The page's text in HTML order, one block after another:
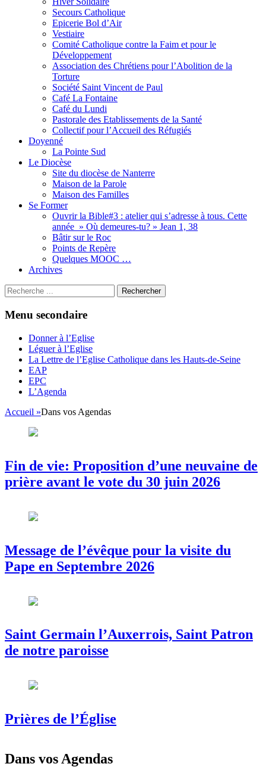
Secours Catholique
Epicerie Bol d’Air
Vestiaire
Comité Catholique contre la Faim et pour le
Développement
Association des Chrétiens pour l’Abolition de la
Torture
Société Saint Vincent de Paul
Café La Fontaine
Café du Lundi
Pastorale des Etablissements de la Santé
Collectif pour l’Accueil des Réfugiés
Doyenné
La Pointe Sud
Le Diocèse
Site du diocèse de Nanterre
Maison de la Parole
Maison des Familles
Se Former
Ouvrir la Bible#3 : atelier qui s’adresse à tous. Cette
année » Où demeures-tu? » Jean 1, 38
Bâtir sur le Roc
Points de Repère
Quelques MOOC …
Archives
Recherche
Rechercher :
Menu secondaire
Aller
contenu
Donner à l’Eglise
Léguer à l’Eglise
La Lettre de l’Eglise Catholique dans les Hauts-de-Seine
EAP
EPC
L’Agenda
Accueil »Dans vos Agendas
Fin de vie: Proposition d’une neuvaine de
prière avant le vote du 30 juin 2026
Message de l’évêque pour la visite du
Pape en Septembre 2026
Saint Germain l’Auxerrois, Saint Patron
de notre paroisse
Prières de l’Église
Dans vos Agendas